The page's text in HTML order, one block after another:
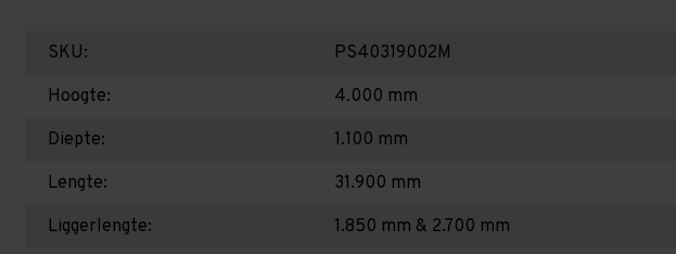
SKU:
PS40319002M
Hoogte:
4.000 mm
Diepte:
1.100 mm
Lengte:
31.900 mm
Liggerlengte:
1.850 mm & 2.700 mm